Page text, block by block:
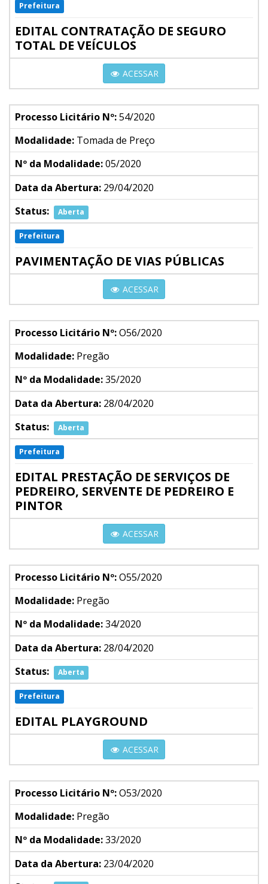
Prefeitura
EDITAL CONTRATAÇÃO DE SEGURO
TOTAL DE VEÍCULOS
ACESSAR
Processo Licitário Nº:54/2020
Modalidade: Tomada de Preço
Nº da Modalidade:05/2020
Data da Abertura: 29/04/2020
Status:
Aberta
Prefeitura
PAVIMENTAÇÃO DE VIAS PÚBLICAS
ACESSAR
Processo Licitário Nº:O56/2020
Modalidade: Pregão
Nº da Modalidade:35/2020
Data da Abertura: 28/04/2020
Status:
Aberta
Prefeitura
EDITAL PRESTAÇÃO DE SERVIÇOS DE
PEDREIRO, SERVENTE DE PEDREIRO E
PINTOR
ACESSAR
Processo Licitário Nº:O55/2020
Modalidade: Pregão
Nº da Modalidade:34/2020
Data da Abertura: 28/04/2020
Status:
Aberta
Prefeitura
EDITAL PLAYGROUND
ACESSAR
Processo Licitário Nº:O53/2020
Modalidade: Pregão
Nº da Modalidade:33/2020
Data da Abertura: 23/04/2020